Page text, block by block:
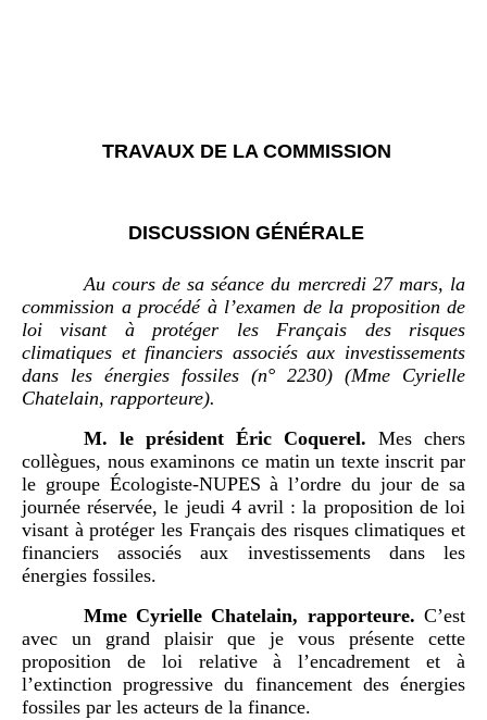
TRAVAUX DE LA COMMISSION
DISCUSSION GÉNÉRALE
Au cours de sa séance du mercredi 27 mars, la
commission a procédé à l’examen de la proposition de
loi visant à protéger les Français des risques
climatiques et financiers associés aux investissements
dans les énergies fossiles (n° 2230) (Mme Cyrielle
Chatelain, rapporteure).
M. le président Éric Coquerel. Mes chers
collègues, nous examinons ce matin un texte inscrit par
le groupe Écologiste-NUPES à l’ordre du jour de sa
journée réservée, le jeudi 4 avril : la proposition de loi
visant à protéger les Français des risques climatiques et
financiers associés aux investissements dans les
énergies fossiles.
Mme Cyrielle Chatelain, rapporteure. C’est
avec un grand plaisir que je vous présente cette
proposition de loi relative à l’encadrement et à
l’extinction progressive du financement des énergies
fossiles par les acteurs de la finance.